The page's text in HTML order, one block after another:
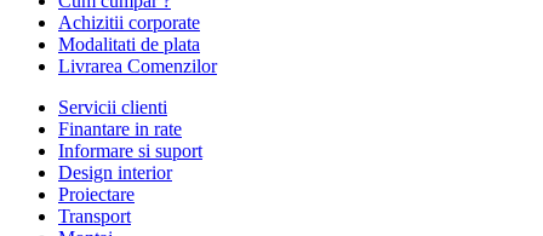
Achizitii corporate
Modalitati de plata
Livrarea Comenzilor
Servicii clienti
Finantare in rate
Informare si suport
Design interior
Proiectare
Transport